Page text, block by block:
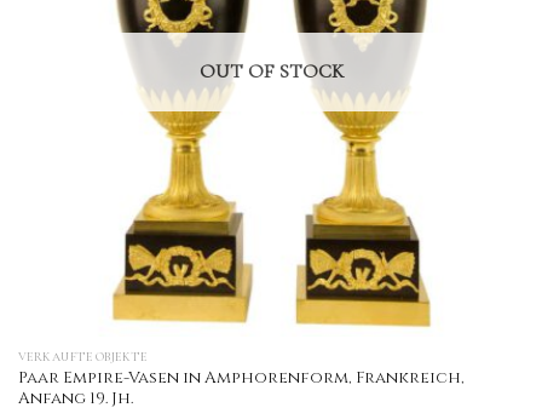
OUT OF STOCK
VERKAUFTE OBJEKTE
Paar Empire-Vasen in Amphorenform, Frankreich,
Anfang 19. Jh.